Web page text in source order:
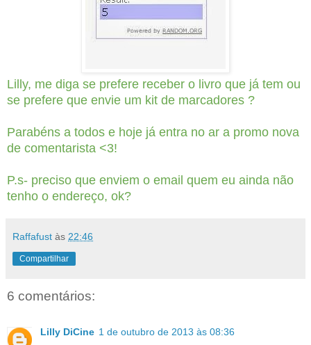
Lilly, me diga se prefere receber o livro que já tem ou
se prefere que envie um kit de marcadores ?
Parabéns a todos e hoje já entra no ar a promo nova
de comentarista <3!
P.s- preciso que enviem o email quem eu ainda não
tenho o endereço, ok?
Raffafust às 22:46
Compartilhar
6 comentários:
Lilly DiCine 1 de outubro de 2013 às 08:36